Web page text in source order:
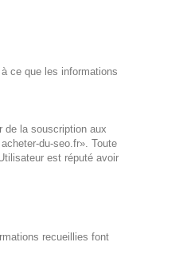
ce que les informations
de la souscription aux
du-seo.fr». Toute
est réputé avoir
recueillies font